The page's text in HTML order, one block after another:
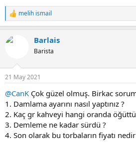
T
e
k
melih ismail
Barlais
Barista
21 May 2021
@CanK Çok güzel olmuş. Birkac
1. Damlama ayarını nasıl yaptınız ?
2. Kaç gr kahveyi hangi oranda
3. Demleme ne kadar sürdü ?
4. Son olarak bu torbaların fiyatı nedir